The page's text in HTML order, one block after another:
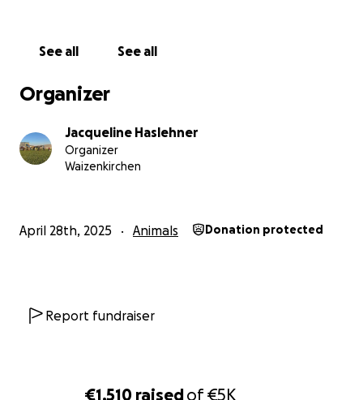
€1,510 raisedof€5K
Obmann Franz Mayr &
ÖRV HSV Waizenkirchen)
IBAN: AT73 2033 0021 0000 0807
See all See all
Organizer
Jacqueline Haslehner
Organizer
Waizenkirchen
April 28th, 2025 Animals Donation protected
Report fundraiser